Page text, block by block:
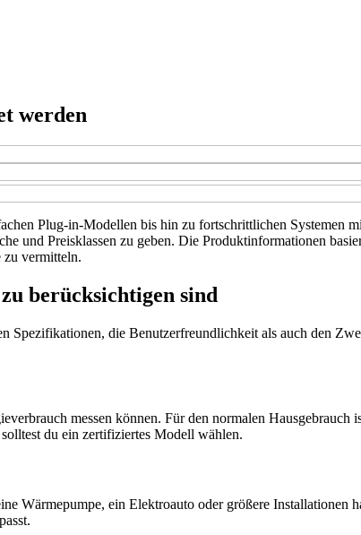
werden
Plug-in-Modellen bis hin zu fortschrittlichen Systemen
und Preisklassen zu geben. Die Produktinformationen
zu vermitteln.
berücksichtigen sind
Spezifikationen, die Benutzerfreundlichkeit als auch den
messen können. Für den normalen
du ein zertifiziertes Modell wählen.
Wärmepumpe, ein Elektroauto oder größere Installationen